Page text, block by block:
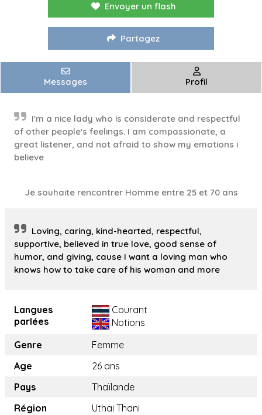
Envoyer un flash
Partagez
Messages Profil
I'm a nice lady who is considerate and respectful
of other people's feelings. I am compassionate, a
great listener, and not afraid to show my emotions i
believe
Je souhaite rencontrer Homme entre 25 et 70 ans
Loving, caring, kind-hearted, respectful,
supportive, believed in true love, good sense of
humor, and giving, cause I want a loving man who
knows how to take care of his woman and more
Langues
parlées
Courant
Notions
Genre
Femme
Age
26 ans
Pays
Thaïlande
Région
Uthai Thani